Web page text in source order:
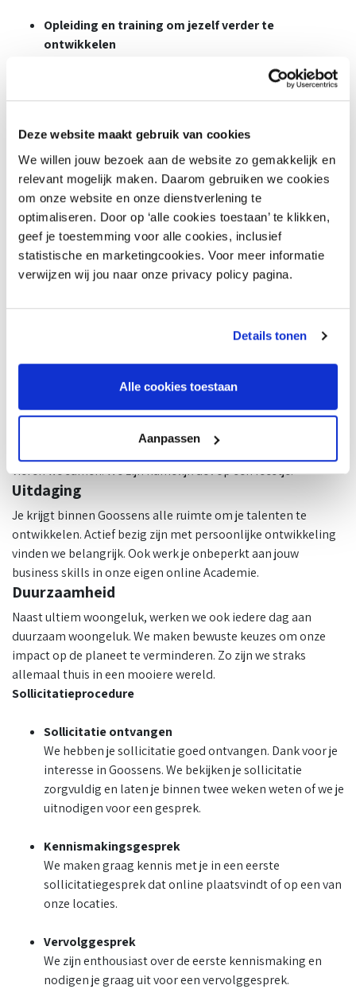
Deze website maakt gebruik van cookies
We willen jouw bezoek aan de website zo gemakkelijk en
relevant mogelijk maken. Daarom gebruiken we cookies
om onze website en onze dienstverlening te
optimaliseren. Door op ‘alle cookies toestaan’ te klikken,
geef je toestemming voor alle cookies, inclusief
statistische en marketingcookies. Voor meer informatie
verwijzen wij jou naar onze privacy policy pagina.
Details tonen
Alle cookies toestaan
Aanpassen
Opleiding en training om jezelf verder te
ontwikkelen
Goede secundaire arbeidsvoorwaarden
Waarom Goossens?
Goossens is een familiebedrijf dat al sinds 1954 thuis is in het
bieden van woongeluk. Onze missie: ultiem woongeluk
bereikbaar maken voor iedere generatie. En met maar liefst
26 winkels en een goedlopende webshop in de Benelux
slagen we daar goed in! Met een unieke woon- en
slaapcollectie laten we onze klanten iedere dag het ‘eindelijk
ambitie: in 2030 wil Goossens in de interieurbranche de
grootste en meest duurzame bijdrage leveren aan
Een informele sfeer en een positieve dynamiek kenmerken
Goossens. Medewerkers voelen zich thuis en helpen en
vieren we samen. We zijn namelijk dol op een feestje.
Uitdaging
Je krijgt binnen Goossens alle ruimte om je talenten te
ontwikkelen. Actief bezig zijn met persoonlijke ontwikkeling
vinden we belangrijk. Ook werk je onbeperkt aan jouw
business skills in onze eigen online Academie.
Duurzaamheid
Naast ultiem woongeluk, werken we ook iedere dag aan
duurzaam woongeluk. We maken bewuste keuzes om onze
impact op de planeet te verminderen. Zo zijn we straks
allemaal thuis in een mooiere wereld.
Sollicitatieprocedure
Sollicitatie ontvangen
We hebben je sollicitatie goed ontvangen. Dank voor je
interesse in Goossens. We bekijken je sollicitatie
zorgvuldig en laten je binnen twee weken weten of we je
uitnodigen voor een gesprek.
Kennismakingsgesprek
We maken graag kennis met je in een eerste
sollicitatiegesprek dat online plaatsvindt of op een van
onze locaties.
Vervolggesprek
We zijn enthousiast over de eerste kennismaking en
nodigen je graag uit voor een vervolggesprek.